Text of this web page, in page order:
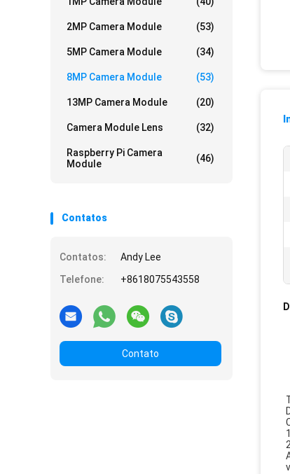
2MP Camera Module (53)
5MP Camera Module (34)
8MP Camera Module (53)
13MP Camera Module (20)
Camera Module Lens (32)
Raspberry Pi Camera
Module
(46)
Contatos
Contatos:
Andy Lee
Telefone:
+8618075543558
Contato